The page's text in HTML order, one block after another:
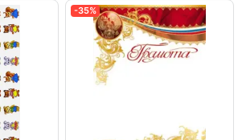
-35%